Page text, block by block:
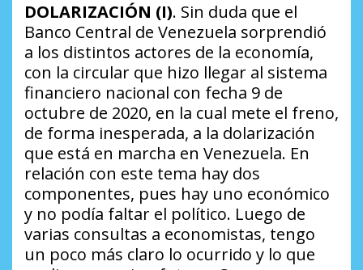
DOLARIZACIÓN (I). Sin duda que el
Banco Central de Venezuela sorprendió
a los distintos actores de la economía,
con la circular que hizo llegar al sistema
financiero nacional con fecha 9 de
octubre de 2020, en la cual mete el freno,
de forma inesperada, a la dolarización
que está en marcha en Venezuela. En
relación con este tema hay dos
componentes, pues hay uno económico
y no podía faltar el político. Luego de
varias consultas a economistas, tengo
un poco más claro lo ocurrido y lo que